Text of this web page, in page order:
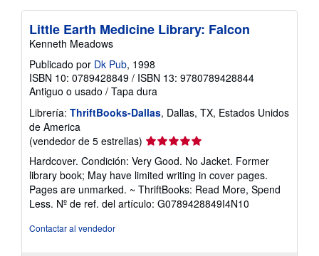
Little Earth Medicine Library: Falcon
Kenneth Meadows
Publicado por Dk Pub, 1998
ISBN 10: 0789428849 / ISBN 13: 9780789428844
Antiguo o usado / Tapa dura
Librería: ThriftBooks-Dallas, Dallas, TX, Estados Unidos
de America
(vendedor de 5 estrellas) Calificación
del
vendedor:
5
de
5
Hardcover. Condición: Very Good. No Jacket. Former
library book; May have limited writing in cover pages.
Pages are unmarked. ~ ThriftBooks: Read More, Spend
Less. Nº de ref. del artículo: G0789428849I4N10
Contactar al vendedor